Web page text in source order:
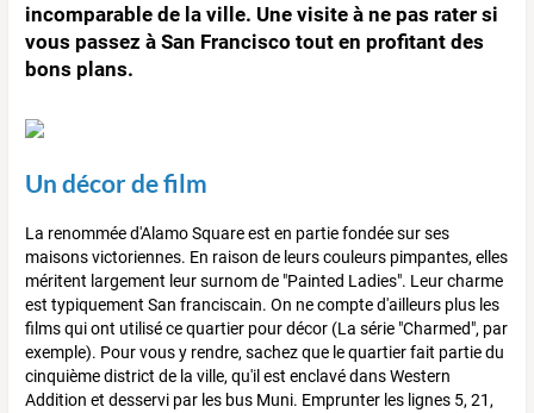
incomparable de la ville. Une visite à ne pas rater si
vous passez à San Francisco tout en profitant des
bons plans.
Un décor de film
La renommée d'Alamo Square est en partie fondée sur ses
maisons victoriennes. En raison de leurs couleurs pimpantes, elles
méritent largement leur surnom de "Painted Ladies". Leur charme
est typiquement San franciscain. On ne compte d'ailleurs plus les
films qui ont utilisé ce quartier pour décor (La série "Charmed", par
exemple). Pour vous y rendre, sachez que le quartier fait partie du
cinquième district de la ville, qu'il est enclavé dans Western
Addition et desservi par les bus Muni. Emprunter les lignes 5, 21,